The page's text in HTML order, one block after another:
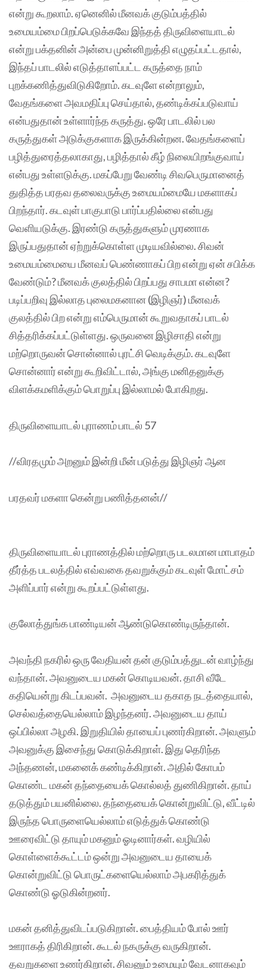
என்று கூறலாம். ஏனெனில் மீனவக் குடும்பத்தில்
உமையம்மை பிறப்பெடுக்கவே இந்தத் திருவிளையாடல்
என்று பக்தனின் அன்பை முன்னிறுத்தி எழுதப்பட்டதால்,
இந்தப் பாடலில் எடுத்தாளப்பட்ட கருத்தை நாம்
புறக்கணித்துவிடுகிறோம். கடவுளே என்றாலும்,
வேதங்களை அவமதிப்பு செய்தால், தண்டிக்கப்படுவாய்
என்பதுதான் உள்ளார்ந்த கருத்து. ஒரே பாடலில் பல
கருத்துகள் அடுக்குகளாக இருக்கின்றன. வேதங்களைப்
பழித்துரைத்தலாகாது, பழித்தால் கீழ் நிலையிறங்குவாய்
என்பது உள்ளடுக்கு. மகப்பேறு வேண்டி சிவபெருமானைத்
துதித்த பரதவ தலைவருக்கு உமையம்மையே மகளாகப்
பிறந்தார். கடவுள் பாகுபாடு பார்ப்பதில்லை என்பது
வெளியடுக்கு. இரண்டு கருத்துகளும் முரணாக
இருப்பதுதான் ஏற்றுக்கொள்ள முடியவில்லை. சிவன்
உமையம்மையை மீனவப் பெண்ணாகப் பிற என்று ஏன் சபிக்க
வேண்டும்? மீனவக் குலத்தில் பிறப்பது சாபமா என்ன?
படிப்பறிவு இல்லாத புலைமகனான (இழிஞர்) மீனவக்
குலத்தில் பிற என்று எம்பெருமான் கூறுவதாகப் பாடல்
சித்தரிக்கப்பட்டுள்ளது. ஒருவனை இழிசாதி என்று
மற்றொருவன் சொன்னால் புரட்சி வெடிக்கும். கடவுளே
சொன்னார் என்று கூறிவிட்டால், அங்கு மனிதனுக்கு
விளக்கமளிக்கும் பொறுப்பு இல்லாமல் போகிறது.
திருவிளையாடல் புராணம் பாடல் 57
//விரதமும் அறனும் இன்றி மீன் படுத்து இழிஞர் ஆன
பரதவர் மகளா கென்று பணித்தனன்//
திருவிளையாடல் புராணத்தில் மற்றொரு படலமான மாபாதம்
தீர்த்த படலத்தில் எவ்வகை தவறுக்கும் கடவுள் மோட்சம்
அளிப்பார் என்று கூறப்பட்டுள்ளது.
குலோத்துங்க பாண்டியன் ஆண்டுகொண்டிருந்தான்.
அவந்தி நகரில் ஒரு வேதியன் தன் குடும்பத்துடன் வாழ்ந்து
வந்தான். அவனுடைய மகன் கொடியவன். தாசி வீடே
கதியென்று கிடப்பவன். அவனுடைய தகாத நடத்தையால்,
செல்வத்தையெல்லாம் இழந்தனர். அவனுடைய தாய்
ஒப்பில்லா அழகி. இறுதியில் தாயைப் புணர்கிறான். அவளும்
அவனுக்கு இசைந்து கொடுக்கிறாள். இது தெரிந்த
அந்தணன், மகனைக் கண்டிக்கிறான். அதில் கோபம்
கொண்ட மகன் தந்தையைக் கொல்லத் துணிகிறான். தாய்
தடுத்தும் பயனில்லை. தந்தையைக் கொன்றுவிட்டு, வீட்டில்
இருந்த பொருளையெல்லாம் எடுத்துக் கொண்டு
ஊரைவிட்டு தாயும் மகனும் ஓடினார்கள். வழியில்
கொள்ளைக்கூட்டம் ஒன்று அவனுடைய தாயைக்
கொன்றுவிட்டு பொருட்களையெல்லாம் அபகரித்துக்
கொண்டு ஓடுகின்றனர்.
மகன் தனித்துவிடப்படுகிறான். பைத்தியம் போல் ஊர்
ஊராகத் திரிகிறான். கூடல் நகருக்கு வருகிறான்.
தவறுகளை உணர்கிறான். சிவனும் உமையும் வேடனாகவும்